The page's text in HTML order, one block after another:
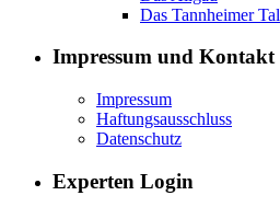
Das Tannheimer Tal
Impressum und Kontakt
Impressum
Haftungsausschluss
Datenschutz
Experten Login